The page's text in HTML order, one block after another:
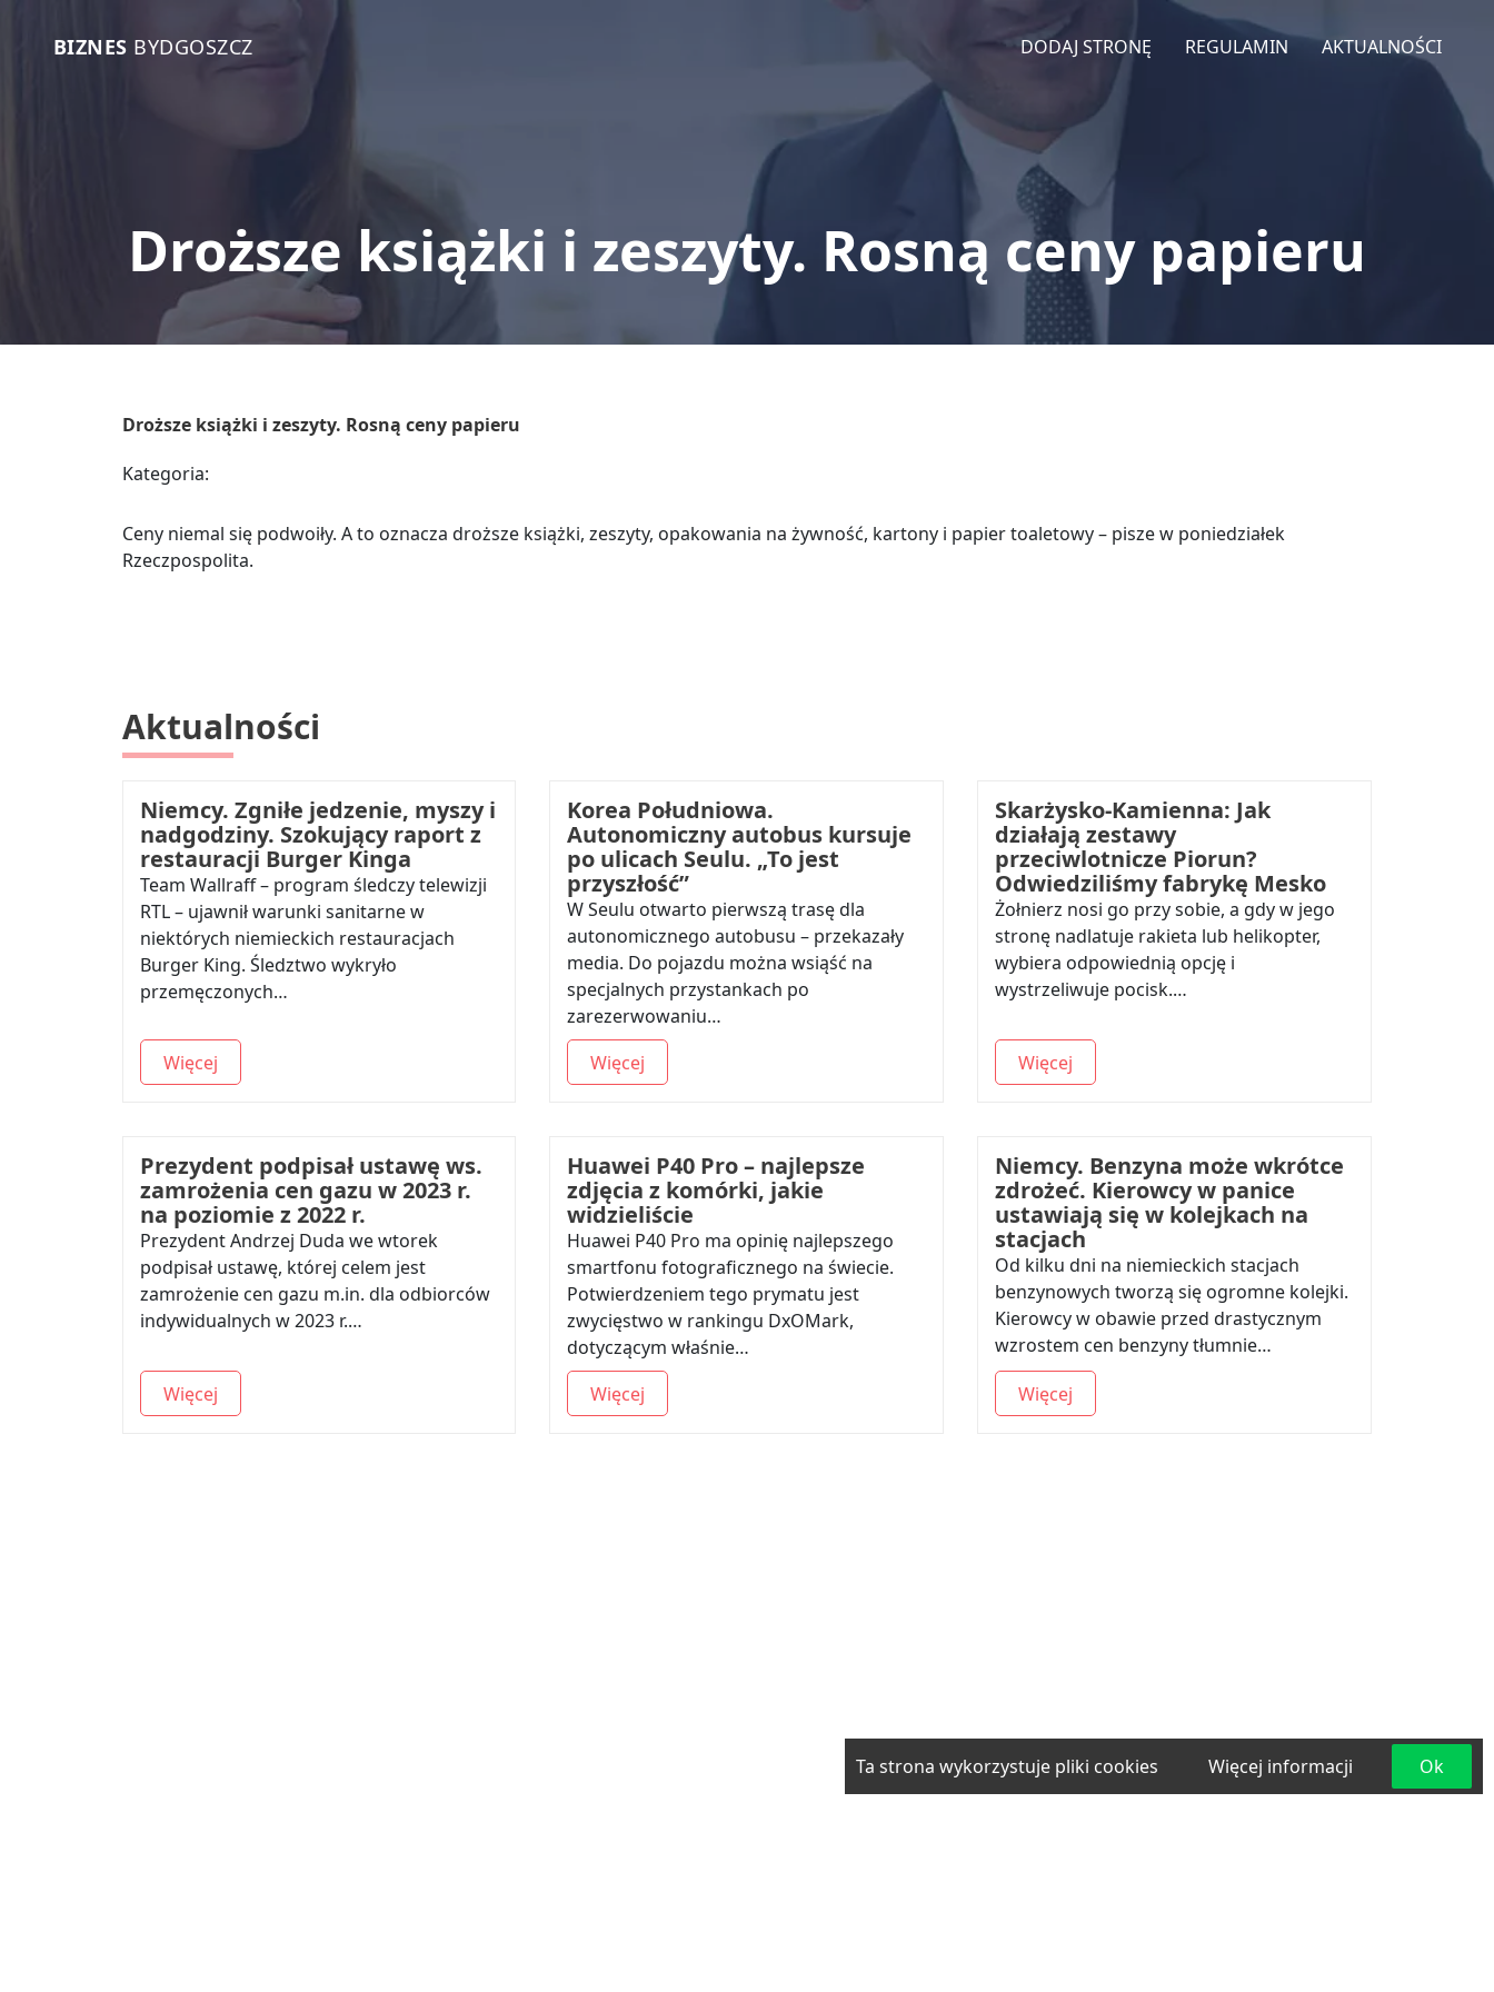
BIZNES BYDGOSZCZ DODAJ STRONĘ REGULAMIN AKTUALNOŚCI
Droższe książki i zeszyty. Rosną ceny papieru
Droższe książki i zeszyty. Rosną ceny papieru
Kategoria:
Ceny niemal się podwoiły. A to oznacza droższe książki, zeszyty, opakowania na żywność, kartony i papier toaletowy – pisze w poniedziałek
Rzeczpospolita.
Aktualności
Niemcy. Zgniłe jedzenie, myszy i
nadgodziny. Szokujący raport z
restauracji Burger Kinga
Team Wallraff – program śledczy telewizji
RTL – ujawnił warunki sanitarne w
niektórych niemieckich restauracjach
Burger King. Śledztwo wykryło
przemęczonych…
Więcej
Korea Południowa.
Autonomiczny autobus kursuje
po ulicach Seulu. „To jest
przyszłość”
W Seulu otwarto pierwszą trasę dla
autonomicznego autobusu – przekazały
media. Do pojazdu można wsiąść na
specjalnych przystankach po
zarezerwowaniu…
Więcej
Skarżysko-Kamienna: Jak
działają zestawy
przeciwlotnicze Piorun?
Odwiedziliśmy fabrykę Mesko
Żołnierz nosi go przy sobie, a gdy w jego
stronę nadlatuje rakieta lub helikopter,
wybiera odpowiednią opcję i
wystrzeliwuje pocisk.…
Więcej
Prezydent podpisał ustawę ws.
zamrożenia cen gazu w 2023 r.
na poziomie z 2022 r.
Prezydent Andrzej Duda we wtorek
podpisał ustawę, której celem jest
zamrożenie cen gazu m.in. dla odbiorców
indywidualnych w 2023 r.…
Więcej
Huawei P40 Pro – najlepsze
zdjęcia z komórki, jakie
widzieliście
Huawei P40 Pro ma opinię najlepszego
smartfonu fotograficznego na świecie.
Potwierdzeniem tego prymatu jest
zwycięstwo w rankingu DxOMark,
dotyczącym właśnie…
Więcej
Niemcy. Benzyna może wkrótce
zdrożeć. Kierowcy w panice
ustawiają się w kolejkach na
stacjach
Od kilku dni na niemieckich stacjach
benzynowych tworzą się ogromne kolejki.
Kierowcy w obawie przed drastycznym
wzrostem cen benzyny tłumnie…
Więcej
Ta strona wykorzystuje pliki cookies Więcej informacji Ok